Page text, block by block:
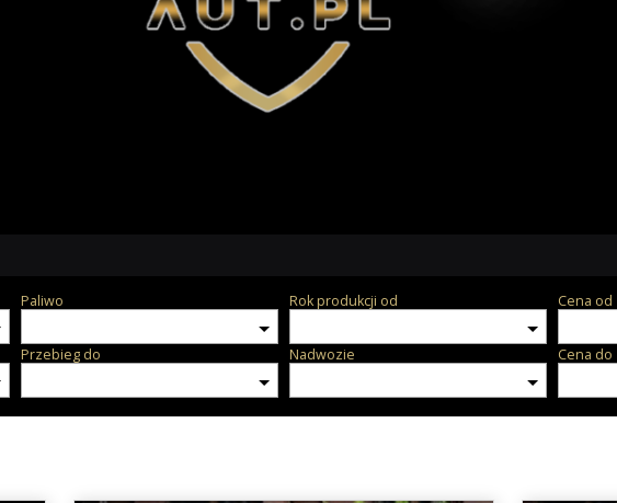
Paliwo Rok produkcji od Cena od
Przebieg do Nadwozie Cena do